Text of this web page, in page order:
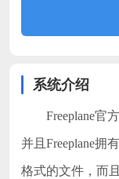
系统介绍
Freeplane官方
并且Freeplane拥
格式的文件，而